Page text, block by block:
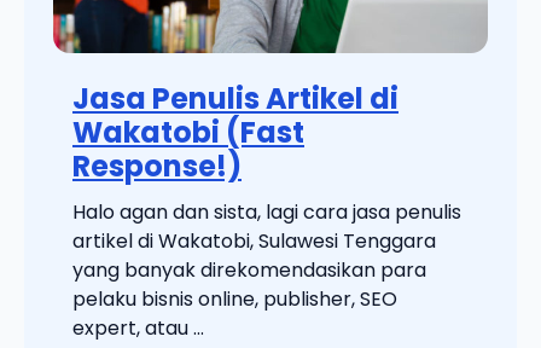
Jasa Penulis Artikel di
Wakatobi (Fast
Response!)
Halo agan dan sista, lagi cara jasa penulis
artikel di Wakatobi, Sulawesi Tenggara
yang banyak direkomendasikan para
pelaku bisnis online, publisher, SEO
expert, atau ...